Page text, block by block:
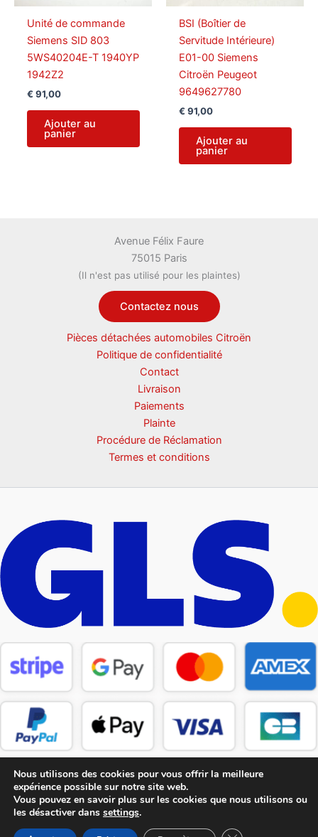
Unité de commande
Siemens SID 803
5WS40204E-T 1940YP
1942Z2
€ 91,00
Ajouter au
panier
BSI (Boîtier de
Servitude Intérieure)
E01-00 Siemens
Citroën Peugeot
9649627780
€ 91,00
Ajouter au
panier
Avenue Félix Faure
75015 Paris
(Il n'est pas utilisé pour les plaintes)
Contactez nous
Pièces détachées automobiles Citroën
Politique de confidentialité
Contact
Livraison
Paiements
Plainte
Procédure de Réclamation
Termes et conditions
Nous utilisons des cookies pour vous offrir la meilleure
expérience possible sur notre site web.
Vous pouvez en savoir plus sur les cookies que nous utilisons ou
les désactiver dans settings.